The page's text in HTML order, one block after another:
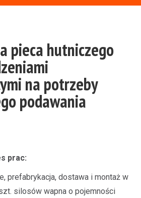
pieca hutniczego
na potrzeby
podawania
prac:
prefabrykacja, dostawa i montaż w
silosów wapna o pojemności